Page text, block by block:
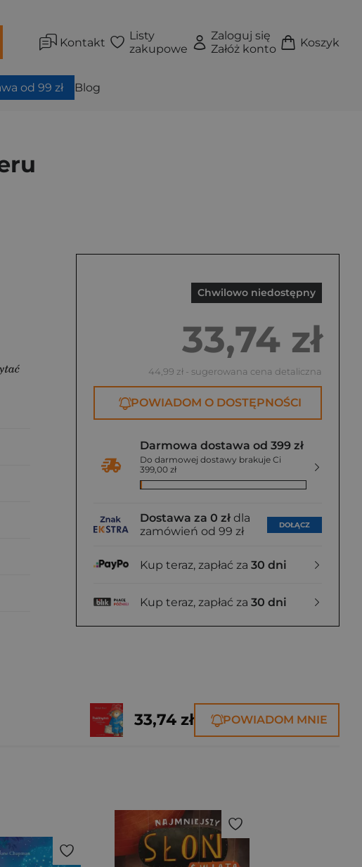
Kontakt
Listy
zakupowe
Zaloguj się
Załóż konto
Koszyk
od 99 zł Blog
Chwilowo niedostępny
33,74 zł
44,99 zł - sugerowana cena detaliczna
POWIADOM O DOSTĘPNOŚCI
Darmowa dostawa od 399 zł
Do darmowej dostawy brakuje Ci
399,00 zł
Dostawa za 0 zł dla
zamówień od 99 zł
DOŁĄCZ
Kup teraz, zapłać za 30 dni
Kup teraz, zapłać za 30 dni
33,74 zł POWIADOM MNIE